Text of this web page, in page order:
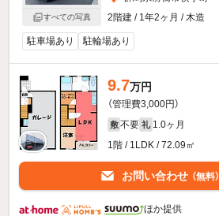
すべての写真
2階建 / 1年2ヶ月 / 木造
駐車場あり 駐輪場あり
9.7万円
（管理費3,000円）
敷 不要 礼 1.0ヶ月
1階 / 1LDK / 72.09㎡
お問い合わせ （無料）
ほか提供